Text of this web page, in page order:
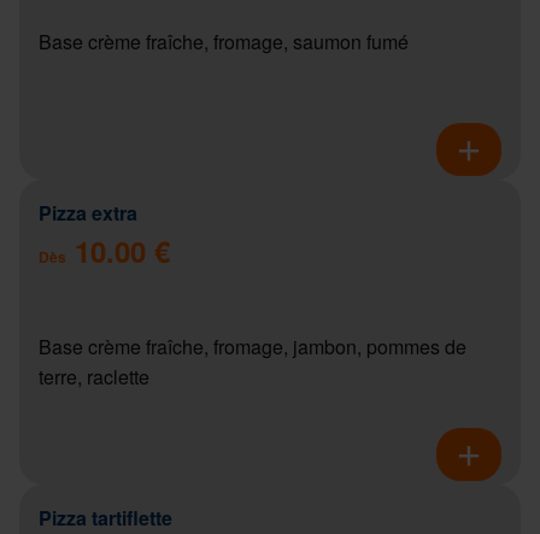
Base crème fraîche, fromage, saumon fumé
Pizza extra
Dès 10.00 €
Base crème fraîche, fromage, jambon, pommes de
terre, raclette
Pizza tartiflette